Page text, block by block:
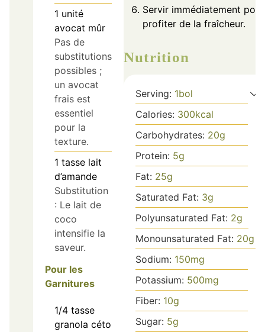
1 unité
avocat mûr
Pas de
substitutions
possibles ;
un avocat
frais est
essentiel
pour la
texture.
1 tasse lait
d’amande
Substitution
: Le lait de
coco
intensifie la
saveur.
Pour les
Garnitures
1/4 tasse
granola céto
Servir immédiatement pour
profiter de la fraîcheur.
Nutrition
Serving: 1bol
Calories: 300kcal
Carbohydrates: 20g
Protein: 5g
Fat: 25g
Saturated Fat: 3g
Polyunsaturated Fat: 2g
Monounsaturated Fat: 20g
Sodium: 150mg
Potassium: 500mg
Fiber: 10g
Sugar: 5g